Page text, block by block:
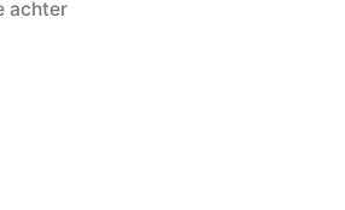
achterop